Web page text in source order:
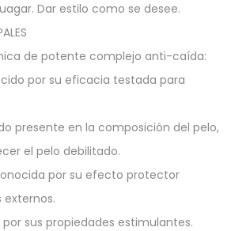
Dar estilo como se desee.
de potente complejo anti-caída:
por su eficacia testada para
presente en la composición del pelo,
el pelo debilitado.
por su efecto protector
externos.
sus propiedades estimulantes.